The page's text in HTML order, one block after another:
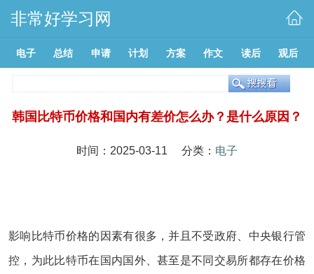
非常好学习网
电子 总结 申请 计划 方案 作文 读后 观后
韩国比特币价格和国内有差价怎么办？是什么原因？
时间：2025-03-11 分类： 电子
影响比特币价格的因素有很多，并且不受政府、中央银行管
控，为此比特币在国内国外、甚至是不同交易所都存在价格